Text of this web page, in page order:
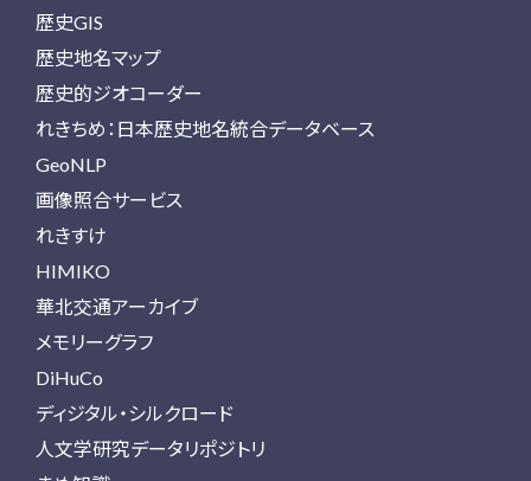
歴史GIS
歴史地名マップ
歴史的ジオコーダー
れきちめ：日本歴史地名統合データベース
GeoNLP
画像照合サービス
れきすけ
HIMIKO
華北交通アーカイブ
メモリーグラフ
DiHuCo
ディジタル・シルクロード
人文学研究データリポジトリ